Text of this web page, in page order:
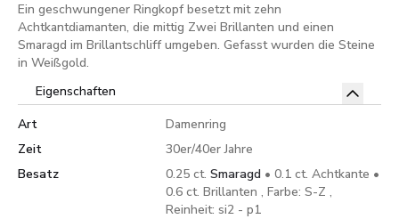
Ein geschwungener Ringkopf besetzt mit zehn
Achtkantdiamanten, die mittig Zwei Brillanten und einen
Smaragd im Brillantschliff umgeben. Gefasst wurden die Steine
in Weißgold.
Eigenschaften
Art
Damenring
Zeit
30er/40er Jahre
Besatz
0.25 ct. Smaragd • 0.1 ct. Achtkante •
0.6 ct. Brillanten , Farbe: S-Z ,
Reinheit: si2 - p1